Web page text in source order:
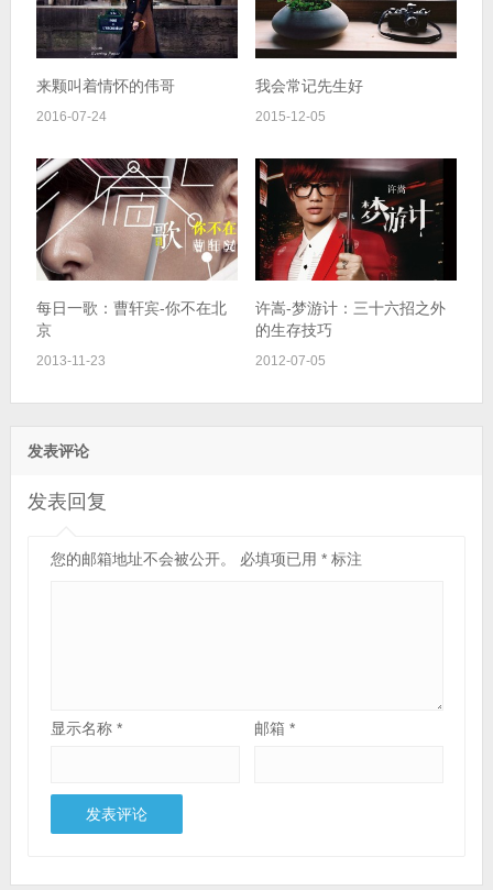
来颗叫着情怀的伟哥
2016-07-24
我会常记先生好
2015-12-05
每日一歌：曹轩宾-你不在北
京
2013-11-23
许嵩-梦游计：三十六招之外
的生存技巧
2012-07-05
发表评论
发表回复
您的邮箱地址不会被公开。 必填项已用 *标注
显示名称 * 邮箱*